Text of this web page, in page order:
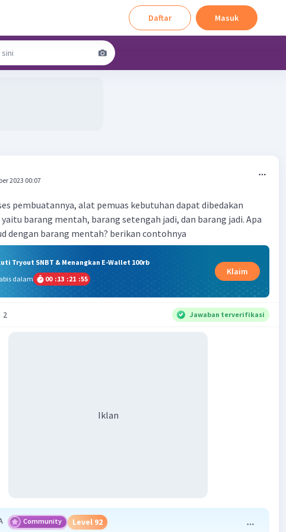
Daftar Masuk
2023 00:07
pembuatannya, alat pemuas kebutuhan dapat dibedakan
barang mentah, barang setengah jadi, dan barang jadi. Apa
dengan barang mentah? berikan contohnya
Tryout SNBT & Menangkan E-Wallet 100rb
dalam
00 :13 :21 :54
Klaim
2 Jawaban terverifikasi
Iklan
Community Level 92